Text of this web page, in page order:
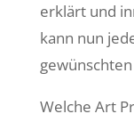
erklärt und
kann nun
Welche Art